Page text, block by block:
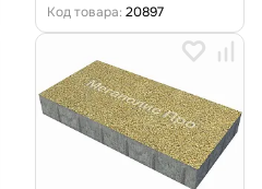
Код товара: 20897